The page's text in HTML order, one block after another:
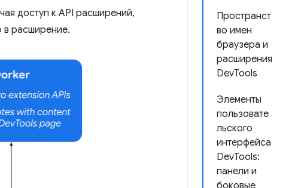
Пространст
во имен
браузера и
расширения
DevTools
Элементы
пользовате
льского
интерфейса
DevTools:
панели и
боковые
доступ к API расширений,
в расширение.